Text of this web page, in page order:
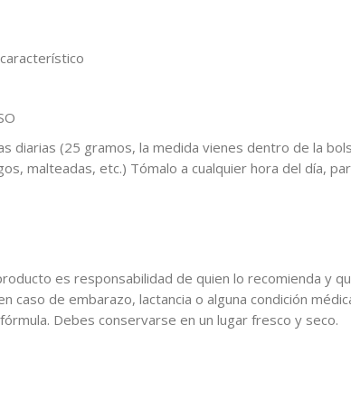
diarias (25 gramos, la medida vienes dentro de la
malteadas, etc.) Tómalo a cualquier hora del día,
es responsabilidad de quien lo recomienda y
caso de embarazo, lactancia o alguna condición
Debes conservarse en un lugar fresco y seco.